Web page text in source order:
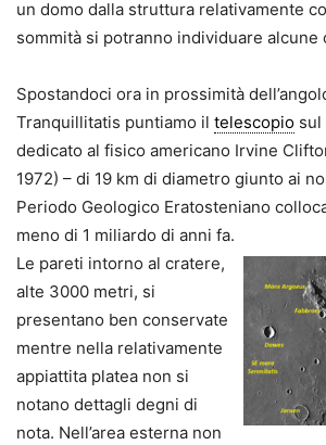
un domo dalla struttura relativamente
sommità si potranno individuare alcune
Spostandoci ora in prossimità
Tranquillitatis puntiamo il telescopio sul
dedicato al fisico americano Irvine
1972) – di 19 km di diametro giunto ai
Periodo Geologico Eratosteniano
meno di 1 miliardo di anni fa.
Le pareti intorno al cratere,
alte 3000 metri, si
presentano ben conservate
mentre nella relativamente
appiattita platea non si
notano dettagli degni di
nota. Nell’area esterna non